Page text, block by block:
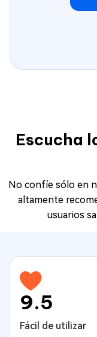
Escucha
No confíe sólo en
altamente
usuarios
9.5
Fácil de utilizar